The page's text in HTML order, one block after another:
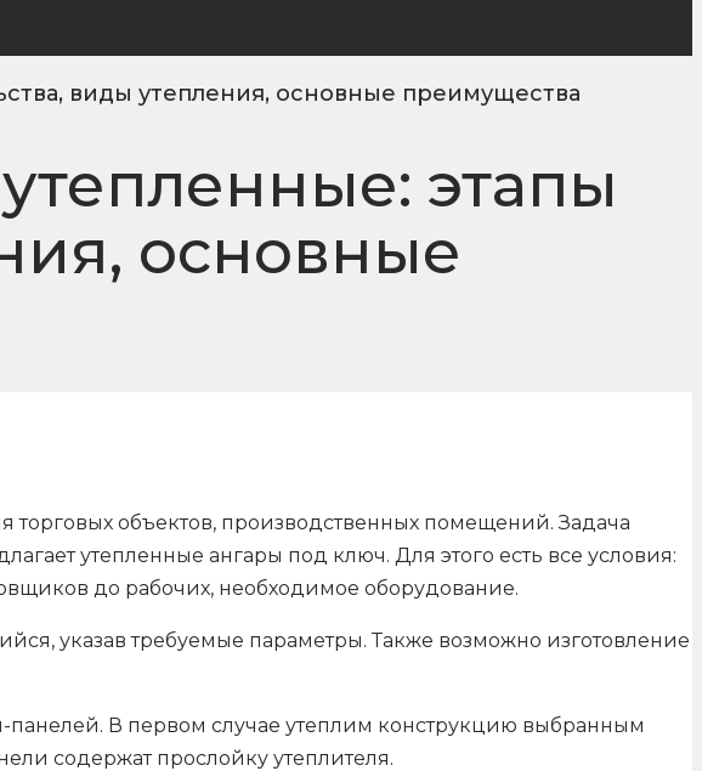
виды утепления, основные преимущества
этапы
основные
объектов, производственных помещений. Задача
утепленные ангары под ключ. Для этого есть все условия:
до рабочих, необходимое оборудование.
указав требуемые параметры. Также возможно изготовление
панелей. В первом случае утеплим конструкцию выбранным
содержат прослойку утеплителя.